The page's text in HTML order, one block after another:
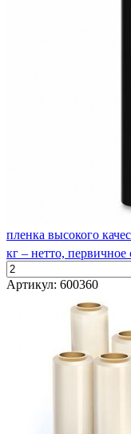
пленка высокого
кг – нетто, первичное
Артикул: 600360